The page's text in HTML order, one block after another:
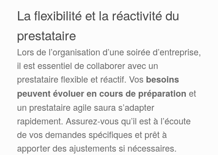
La flexibilité et la réactivité du
prestataire
Lors de l’organisation d’une soirée d’entreprise,
il est essentiel de collaborer avec un
prestataire flexible et réactif. Vos besoins
peuvent évoluer en cours de préparation et
un prestataire agile saura s’adapter
rapidement. Assurez-vous qu’il est à l’écoute
de vos demandes spécifiques et prêt à
apporter des ajustements si nécessaires.